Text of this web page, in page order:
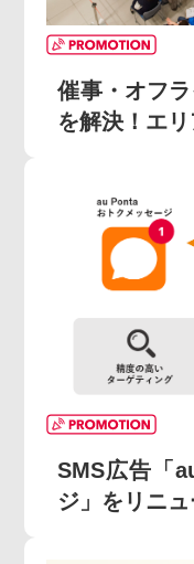
催事・オフ
を解決！エ
SMS広告「
ジ」をリニ